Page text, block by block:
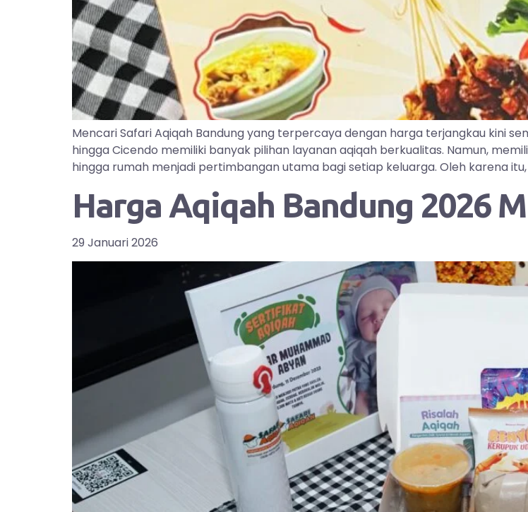
Mencari Safari Aqiqah Bandung yang terpercaya dengan harga terjangkau kini
hingga Cicendo memiliki banyak pilihan layanan aqiqah berkualitas. Namun,
hingga rumah menjadi pertimbangan utama bagi setiap keluarga. Oleh karena
Harga Aqiqah Bandung 2026
29 Januari 2026